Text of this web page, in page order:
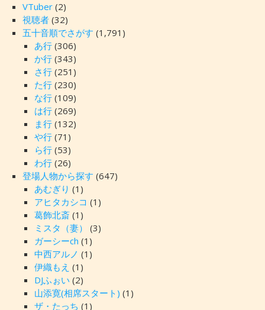
VTuber(2)
視聴者(32)
五十音順でさがす (1,791)
あ行(306)
か行(343)
さ行(251)
た行(230)
な行(109)
は行(269)
ま行(132)
や行(71)
ら行(53)
わ行(26)
登場人物から探す (647)
あむぎり (1)
アヒタカシコ (1)
葛飾北斎(1)
ミスタ（妻）
(3)
ガーシーch (1)
中西アルノ (1)
伊織もえ (1)
DJふぉい (2)
山添寛(相席スタート) (1)
ザ・たっち (1)